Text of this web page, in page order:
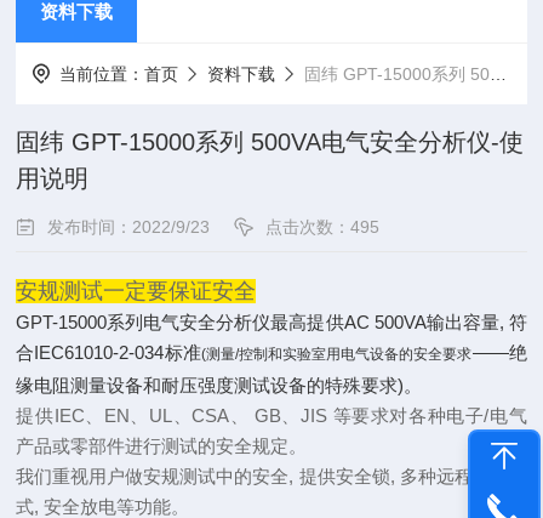
资料下载
当前位置：首页 资料下载 固纬 GPT-15000系列 500VA电气安全分析仪-使用说明
固纬 GPT-15000系列 500VA电气安全分析仪-使
用说明
发布时间：2022/9/23 点击次数：495
安规测试一定要保证安全
GPT-15000系列电气安全分析仪最高提供AC 500VA输出容量, 符
合IEC61010-2-034标准(测量/控制和实验室用电气设备的安全要求——绝
缘电阻测量设备和耐压强度测试设备的特殊要求)。
提供IEC、EN、UL、CSA、 GB、JIS 等要求对各种电子/电气
产品或零部件进行测试的安全规定。
我们重视用户做安规测试中的安全, 提供安全锁, 多种远程控制方
式, 安全放电等功能。